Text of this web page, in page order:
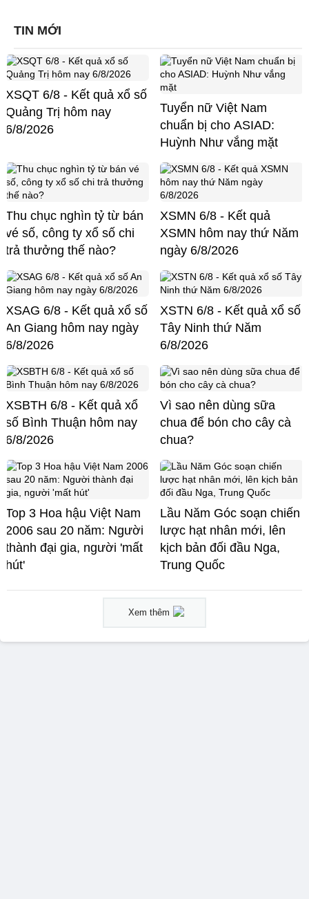
TIN MỚI
XSQT 6/8 - Kết quả xổ số
Quảng Trị hôm nay
6/8/2026
Tuyển nữ Việt Nam
chuẩn bị cho ASIAD:
Huỳnh Như vắng mặt
Thu chục nghìn tỷ từ bán
vé số, công ty xổ số chi
trả thưởng thế nào?
XSMN 6/8 - Kết quả
XSMN hôm nay thứ Năm
ngày 6/8/2026
XSAG 6/8 - Kết quả xổ số
An Giang hôm nay ngày
6/8/2026
XSTN 6/8 - Kết quả xổ số
Tây Ninh thứ Năm
6/8/2026
XSBTH 6/8 - Kết quả xổ
số Bình Thuận hôm nay
6/8/2026
Vì sao nên dùng sữa
chua để bón cho cây cà
chua?
Top 3 Hoa hậu Việt Nam
2006 sau 20 năm: Người
thành đại gia, người 'mất
hút'
Lầu Năm Góc soạn chiến
lược hạt nhân mới, lên
kịch bản đối đầu Nga,
Trung Quốc
Xem thêm